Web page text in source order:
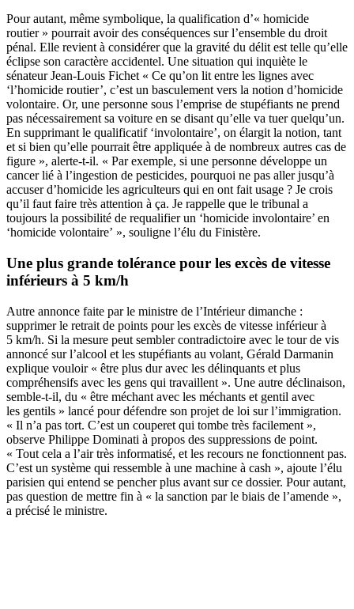
Pour autant, même symbolique, la qualification d’« homicide
routier » pourrait avoir des conséquences sur l’ensemble du droit
pénal. Elle revient à considérer que la gravité du délit est telle qu’elle
éclipse son caractère accidentel. Une situation qui inquiète le
sénateur Jean-Louis Fichet « Ce qu’on lit entre les lignes avec
‘l’homicide routier’, c’est un basculement vers la notion d’homicide
volontaire. Or, une personne sous l’emprise de stupéfiants ne prend
pas nécessairement sa voiture en se disant qu’elle va tuer quelqu’un.
En supprimant le qualificatif ‘involontaire’, on élargit la notion, tant
et si bien qu’elle pourrait être appliquée à de nombreux autres cas de
figure », alerte-t-il. « Par exemple, si une personne développe un
cancer lié à l’ingestion de pesticides, pourquoi ne pas aller jusqu’à
accuser d’homicide les agriculteurs qui en ont fait usage ? Je crois
qu’il faut faire très attention à ça. Je rappelle que le tribunal a
toujours la possibilité de requalifier un ‘homicide involontaire’ en
‘homicide volontaire’ », souligne l’élu du Finistère.
Une plus grande tolérance pour les excès de vitesse
inférieurs à 5 km/h
Autre annonce faite par le ministre de l’Intérieur dimanche :
supprimer le retrait de points pour les excès de vitesse inférieur à
5 km/h. Si la mesure peut sembler contradictoire avec le tour de vis
annoncé sur l’alcool et les stupéfiants au volant, Gérald Darmanin
explique vouloir « être plus dur avec les délinquants et plus
compréhensifs avec les gens qui travaillent ». Une autre déclinaison,
semble-t-il, du « être méchant avec les méchants et gentil avec
les gentils » lancé pour défendre son projet de loi sur l’immigration.
« Il n’a pas tort. C’est un couperet qui tombe très facilement »,
observe Philippe Dominati à propos des suppressions de point.
« Tout cela a l’air très informatisé, et les recours ne fonctionnent pas.
C’est un système qui ressemble à une machine à cash », ajoute l’élu
parisien qui entend se pencher plus avant sur ce dossier. Pour autant,
pas question de mettre fin à « la sanction par le biais de l’amende »,
a précisé le ministre.